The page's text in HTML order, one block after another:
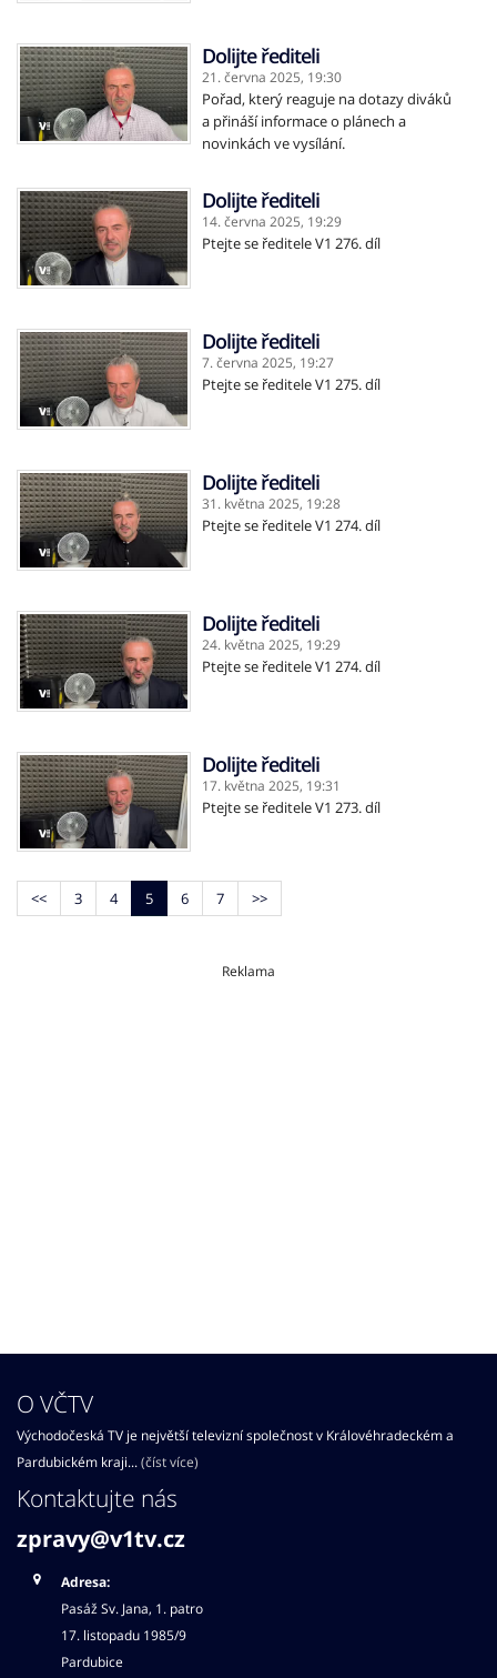
Dolijte řediteli
21. června 2025, 19:30
Pořad, který reaguje na dotazy diváků
a přináší informace o plánech a
novinkách ve vysílání.
Dolijte řediteli
14. června 2025, 19:29
Ptejte se ředitele V1 276. díl
Dolijte řediteli
7. června 2025, 19:27
Ptejte se ředitele V1 275. díl
Dolijte řediteli
31. května 2025, 19:28
Ptejte se ředitele V1 274. díl
Dolijte řediteli
24. května 2025, 19:29
Ptejte se ředitele V1 274. díl
Dolijte řediteli
17. května 2025, 19:31
Ptejte se ředitele V1 273. díl
<< 3 4 5 6 7 >>
Reklama
O VČTV
Východočeská TV je největší televizní společnost v Královéhradeckém a
Pardubickém kraji...(číst více)
Kontaktujte nás
zpravy@v1tv.cz
Adresa:
Pasáž Sv. Jana, 1. patro
17. listopadu 1985/9
Pardubice